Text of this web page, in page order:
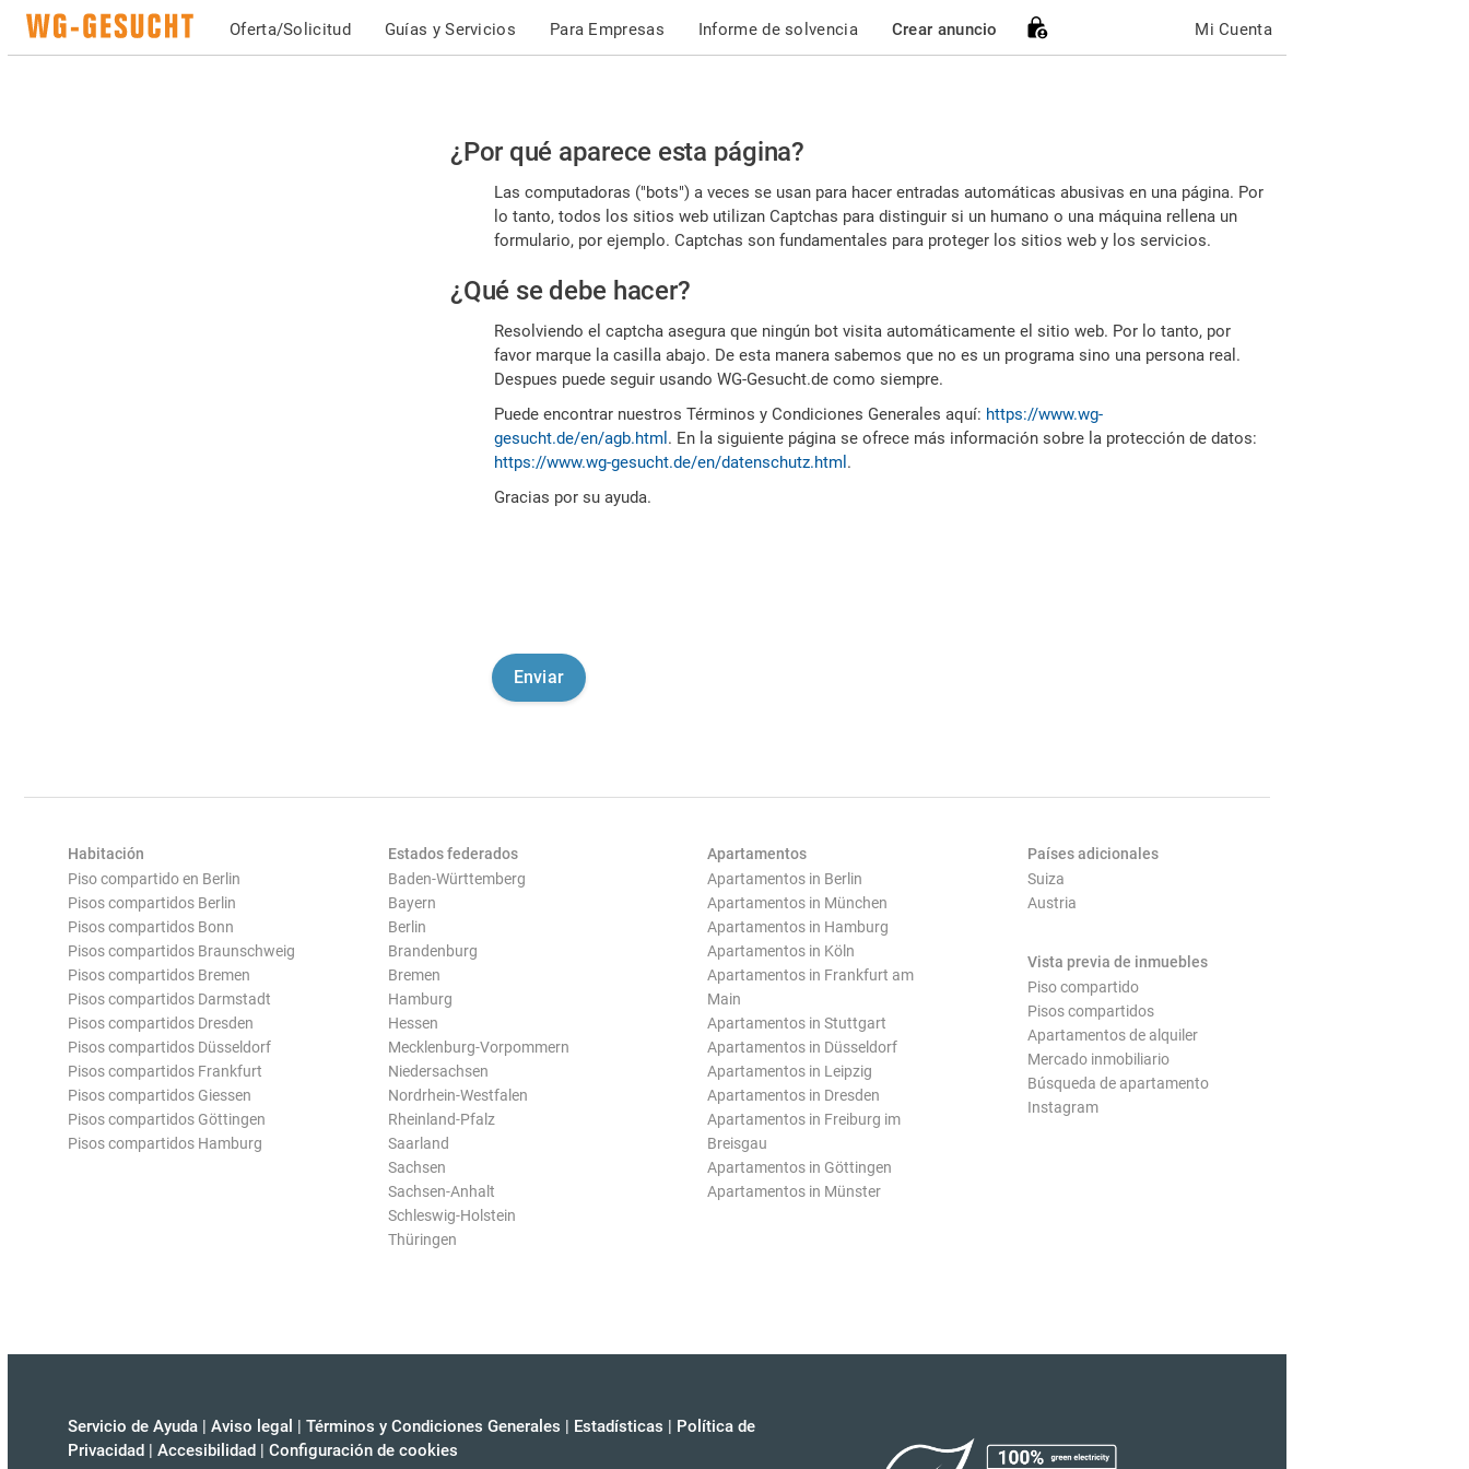
Oferta/Solicitud Guías y Servicios Para Empresas Informe de solvencia Crear anuncio Mi Cuenta
Por
favor,
confirme
es
humano
¿Por qué aparece esta página?
Las computadoras ("bots") a veces se usan para hacer entradas automáticas abusivas en una página. Por
lo tanto, todos los sitios web utilizan Captchas para distinguir si un humano o una máquina rellena un
formulario, por ejemplo. Captchas son fundamentales para proteger los sitios web y los servicios.
¿Qué se debe hacer?
Resolviendo el captcha asegura que ningún bot visita automáticamente el sitio web. Por lo tanto, por
favor marque la casilla abajo. De esta manera sabemos que no es un programa sino una persona real.
Despues puede seguir usando WG-Gesucht.de como siempre.
Puede encontrar nuestros Términos y Condiciones Generales aquí: https://www.wg-
gesucht.de/en/agb.html . En la siguiente página se ofrece más información sobre la protección de datos:
https://www.wg-gesucht.de/en/datenschutz.html .
Gracias por su ayuda.
Habitación
Piso compartido en Berlin
Pisos compartidos Berlin
Pisos compartidos Bonn
Pisos compartidos Braunschweig
Pisos compartidos Bremen
Pisos compartidos Darmstadt
Pisos compartidos Dresden
Pisos compartidos Düsseldorf
Pisos compartidos Frankfurt
Pisos compartidos Giessen
Pisos compartidos Göttingen
Pisos compartidos Hamburg
Estados federados
Baden-Württemberg
Bayern
Berlin
Brandenburg
Bremen
Hamburg
Hessen
Mecklenburg-Vorpommern
Niedersachsen
Nordrhein-Westfalen
Rheinland-Pfalz
Saarland
Sachsen
Sachsen-Anhalt
Schleswig-Holstein
Thüringen
Apartamentos
Apartamentos in Berlin
Apartamentos in München
Apartamentos in Hamburg
Apartamentos in Köln
Apartamentos in Frankfurt am
Main
Apartamentos in Stuttgart
Apartamentos in Düsseldorf
Apartamentos in Leipzig
Apartamentos in Dresden
Apartamentos in Freiburg im
Breisgau
Apartamentos in Göttingen
Apartamentos in Münster
Países adicionales
Suiza
Austria
Vista previa de inmuebles
Piso compartido
Pisos compartidos
Apartamentos de alquiler
Mercado inmobiliario
Búsqueda de apartamento
Instagram
Servicio de Ayuda | Aviso legal | Términos y Condiciones Generales | Estadísticas | Política de
Privacidad | Accesibilidad | Configuración de cookies